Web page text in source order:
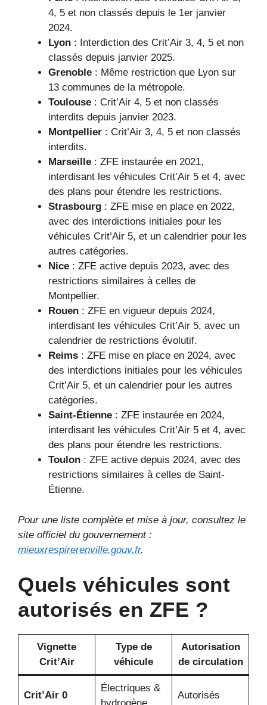
4, 5 et non classés depuis le 1er janvier
2024.
Lyon : Interdiction des Crit’Air 3, 4, 5 et non
classés depuis janvier 2025.
Grenoble : Même restriction que Lyon sur
13 communes de la métropole.
Toulouse : Crit’Air 4, 5 et non classés
interdits depuis janvier 2023.
Montpellier : Crit’Air 3, 4, 5 et non classés
interdits.
Marseille : ZFE instaurée en 2021,
interdisant les véhicules Crit’Air 5 et 4, avec
des plans pour étendre les restrictions.
Strasbourg : ZFE mise en place en 2022,
avec des interdictions initiales pour les
véhicules Crit’Air 5, et un calendrier pour les
autres catégories.
Nice : ZFE active depuis 2023, avec des
restrictions similaires à celles de
Montpellier.
Rouen : ZFE en vigueur depuis 2024,
interdisant les véhicules Crit’Air 5, avec un
calendrier de restrictions évolutif.
Reims : ZFE mise en place en 2024, avec
des interdictions initiales pour les véhicules
Crit’Air 5, et un calendrier pour les autres
catégories.
Saint-Étienne : ZFE instaurée en 2024,
interdisant les véhicules Crit’Air 5 et 4, avec
des plans pour étendre les restrictions.
Toulon : ZFE active depuis 2024, avec des
restrictions similaires à celles de Saint-
Étienne.
Pour une liste complète et mise à jour, consultez le
site officiel du gouvernement :
mieuxrespirerenville.gouv.fr.
Quels véhicules sont
autorisés en ZFE ?
Vignette
Crit’Air
Type de
véhicule
Autorisation
de circulation
Crit’Air 0
Électriques &
Autorisés